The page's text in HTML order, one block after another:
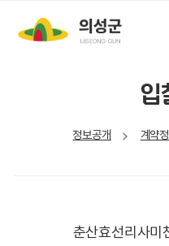
입
정보공개 계약
춘산효선리사미